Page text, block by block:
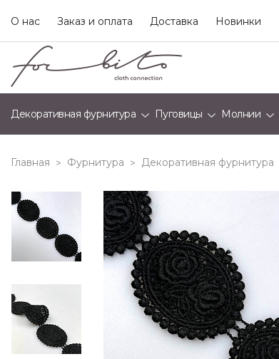
О нас Заказ и оплата Доставка Новинки
Декоративная фурнитура Пуговицы Молнии
Главная > Фурнитура > Декоративная фурнитура